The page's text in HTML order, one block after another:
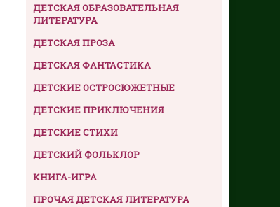
ДЕТСКАЯ ОБРАЗОВАТЕЛЬНАЯ
ЛИТЕРАТУРА
ДЕТСКАЯ ПРОЗА
ДЕТСКАЯ ФАНТАСТИКА
ДЕТСКИЕ ОСТРОСЮЖЕТНЫЕ
ДЕТСКИЕ ПРИКЛЮЧЕНИЯ
ДЕТСКИЕ СТИХИ
ДЕТСКИЙ ФОЛЬКЛОР
КНИГА-ИГРА
ПРОЧАЯ ДЕТСКАЯ ЛИТЕРАТУРА